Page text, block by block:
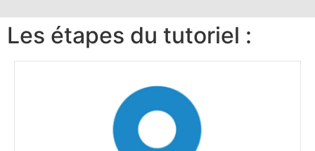
Les étapes du tutoriel :